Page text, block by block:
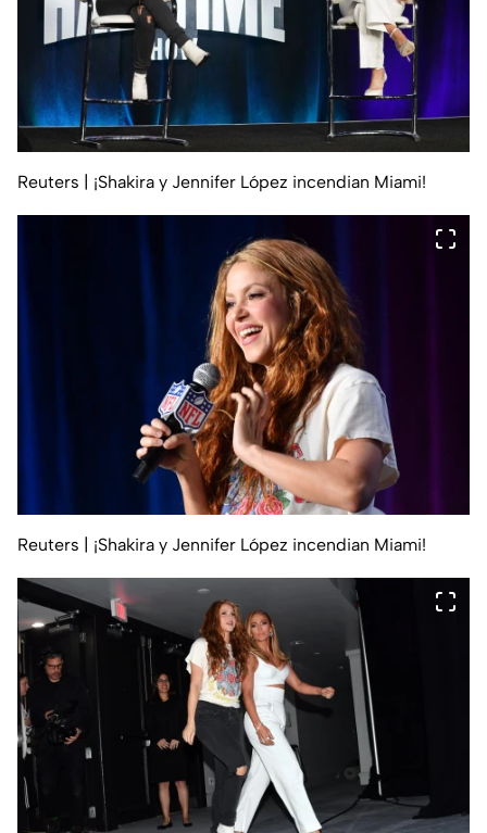
Reuters | ¡Shakira y Jennifer López incendian Miami!
Reuters | ¡Shakira y Jennifer López incendian Miami!